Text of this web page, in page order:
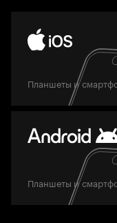
Планшеты и
Планшеты и